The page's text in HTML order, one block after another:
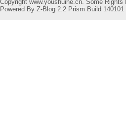
Copyright www.youshuihe.cn. Some Rights
Powered By Z-Blog 2.2 Prism Build 140101